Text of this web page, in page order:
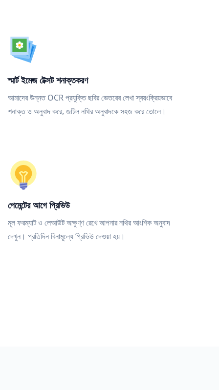
স্মার্ট ইমেজ টেক্সট শনাক্তকরণ
আমাদের উন্নত OCR প্রযুক্তি ছবির ভেতরের লেখা স্বয়ংক্রিয়ভাবে
শনাক্ত ও অনুবাদ করে, জটিল নথির অনুবাদকে সহজ করে তোলে।
পেমেন্টের আগে প্রিভিউ
মূল ফরম্যাট ও লেআউট অক্ষুণ্ণ রেখে আপনার নথির আংশিক অনুবাদ
দেখুন। প্রতিদিন বিনামূল্যে প্রিভিউ দেওয়া হয়।